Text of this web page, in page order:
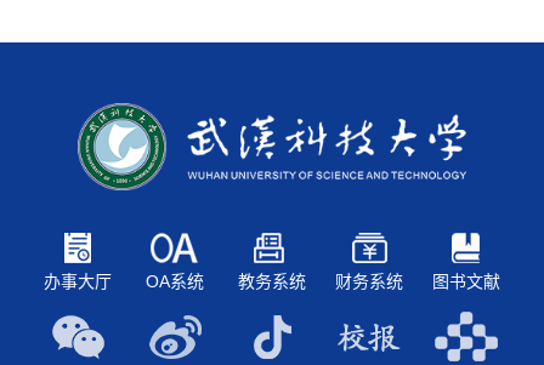
办事大厅 OA系统 教务系统 财务系统 图书文献